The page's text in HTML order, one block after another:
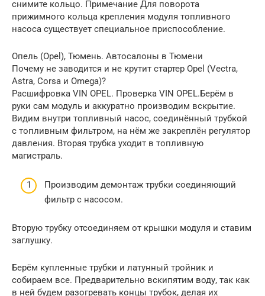
снимите кольцо. Примечание Для поворота
прижимного кольца крепления модуля топливного
насоса существует специальное приспособление.
Опель (Opel), Тюмень. Автосалоны в Тюмени
Почему не заводится и не крутит стартер Opel (Vectra,
Astra, Corsa и Omega)?
Расшифровка VIN OPEL. Проверка VIN OPEL.Берём в
руки сам модуль и аккуратно производим вскрытие.
Видим внутри топливный насос, соединённый трубкой
с топливным фильтром, на нём же закреплён регулятор
давления. Вторая трубка уходит в топливную
магистраль.
Производим демонтаж трубки соединяющий
фильтр с насосом.
Вторую трубку отсоединяем от крышки модуля и ставим
заглушку.
Берём купленные трубки и латунный тройник и
собираем все. Предварительно вскипятим воду, так как
в ней будем разогревать концы трубок, делая их